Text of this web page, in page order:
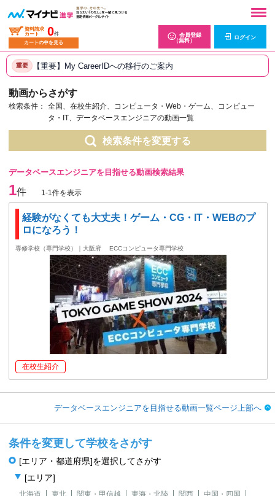
資料請求
カート
0件
カートの中を見る
会員登録
（無料）
ログイン
重要 【重要】My CareerIDへの移行のご案内
動画からさがす
検索条件：
全国、在校生紹介、コンピュータ・Web・ゲーム、コンピュー
タ・IT、データベースエンジニアの動画一覧
検索条件を変更する
データベースエンジニアを目指せる動画検索結果
1件 1-1件を表示
経験がなくても大丈夫！ゲーム・CG・IT・WEBのプ
ロになろう！
専修学校（専門学校）｜大阪府 ECCコンピュータ専門学校
在校生紹介
データベースエンジニアを目指せる動画一覧ページ上部へ
条件を変更して学校をさがす
[エリア・都道府県]を選択してさがす
[エリア]
北海道 東北 関東・甲信越 東海・北陸 関西
中国・四国